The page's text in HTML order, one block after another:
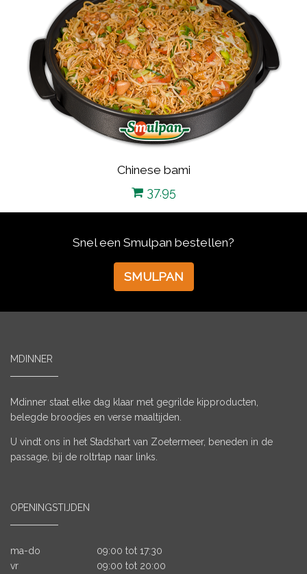
Chinese bami
37.95
Snel een Smulpan bestellen?
SMULPAN
MDINNER
Mdinner staat elke dag klaar met gegrilde kipproducten,
belegde broodjes en verse maaltijden.
U vindt ons in het Stadshart van Zoetermeer, beneden in de
passage, bij de roltrtap naar links.
OPENINGSTIJDEN
ma-do
09:00 tot 17:30
vr
09:00 tot 20:00